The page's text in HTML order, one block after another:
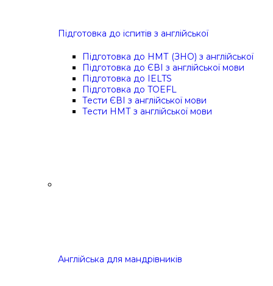
Підготовка до іспитів з англійської
Підготовка до НМТ (ЗНО) з англійської
Підготовка до ЄВІ з англійської мови
Підготовка до IELTS
Підготовка до TOEFL
Тести ЄВІ з англійської мови
Тести НМТ з англійської мови
Англійська для мандрівників